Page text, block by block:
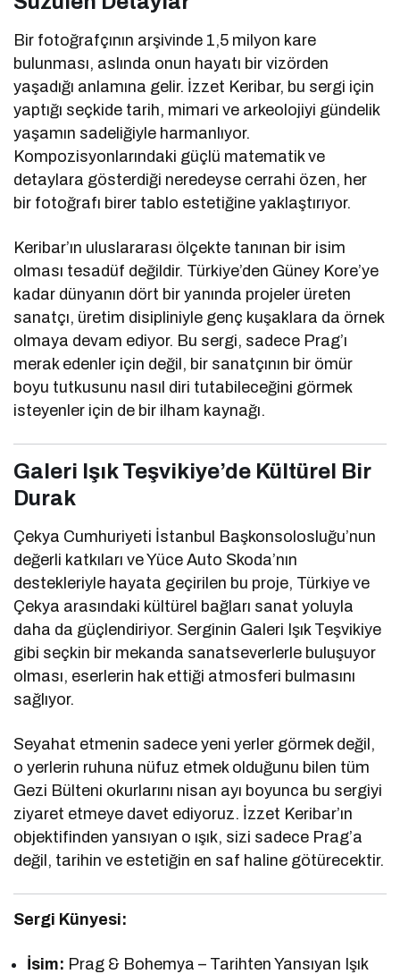
Bir fotoğrafçının arşivinde 1,5 milyon kare
bulunması, aslında onun hayatı bir vizörden
yaşadığı anlamına gelir. İzzet Keribar, bu sergi için
yaptığı seçkide tarih, mimari ve arkeolojiyi gündelik
yaşamın sadeliğiyle harmanlıyor.
Kompozisyonlarındaki güçlü matematik ve
detaylara gösterdiği neredeyse cerrahi özen, her
bir fotoğrafı birer tablo estetiğine yaklaştırıyor.
Keribar’ın uluslararası ölçekte tanınan bir isim
olması tesadüf değildir. Türkiye’den Güney Kore’ye
kadar dünyanın dört bir yanında projeler üreten
sanatçı, üretim disipliniyle genç kuşaklara da örnek
olmaya devam ediyor. Bu sergi, sadece Prag’ı
merak edenler için değil, bir sanatçının bir ömür
boyu tutkusunu nasıl diri tutabileceğini görmek
isteyenler için de bir ilham kaynağı.
Galeri Işık Teşvikiye’de Kültürel Bir
Durak
Çekya Cumhuriyeti İstanbul Başkonsolosluğu’nun
değerli katkıları ve Yüce Auto Skoda’nın
destekleriyle hayata geçirilen bu proje, Türkiye ve
Çekya arasındaki kültürel bağları sanat yoluyla
daha da güçlendiriyor. Serginin Galeri Işık Teşvikiye
gibi seçkin bir mekanda sanatseverlerle buluşuyor
olması, eserlerin hak ettiği atmosferi bulmasını
sağlıyor.
Seyahat etmenin sadece yeni yerler görmek değil,
o yerlerin ruhuna nüfuz etmek olduğunu bilen tüm
Gezi Bülteni okurlarını nisan ayı boyunca bu sergiyi
ziyaret etmeye davet ediyoruz. İzzet Keribar’ın
objektifinden yansıyan o ışık, sizi sadece Prag’a
değil, tarihin ve estetiğin en saf haline götürecektir.
Sergi Künyesi:
İsim: Prag & Bohemya – Tarihten Yansıyan Işık